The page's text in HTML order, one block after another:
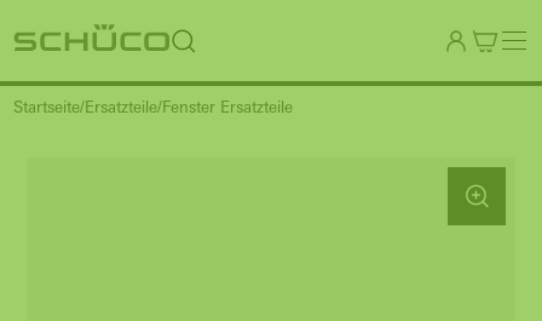
Startseite Ersatzteile Fenster Ersatzteile